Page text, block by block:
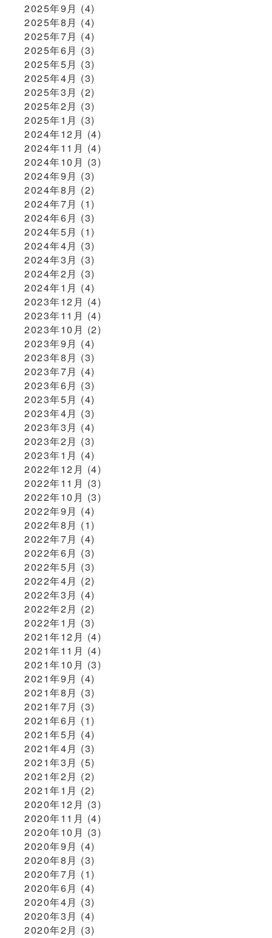
2025年9月 (4)
2025年8月 (4)
2025年7月 (4)
2025年6月 (3)
2025年5月 (3)
2025年4月 (3)
2025年3月 (2)
2025年2月 (3)
2025年1月 (3)
2024年12月 (4)
2024年11月 (4)
2024年10月 (3)
2024年9月 (3)
2024年8月 (2)
2024年7月 (1)
2024年6月 (3)
2024年5月 (1)
2024年4月 (3)
2024年3月 (3)
2024年2月 (3)
2024年1月 (4)
2023年12月 (4)
2023年11月 (4)
2023年10月 (2)
2023年9月 (4)
2023年8月 (3)
2023年7月 (4)
2023年6月 (3)
2023年5月 (4)
2023年4月 (3)
2023年3月 (4)
2023年2月 (3)
2023年1月 (4)
2022年12月 (4)
2022年11月 (3)
2022年10月 (3)
2022年9月 (4)
2022年8月 (1)
2022年7月 (4)
2022年6月 (3)
2022年5月 (3)
2022年4月 (2)
2022年3月 (4)
2022年2月 (2)
2022年1月 (3)
2021年12月 (4)
2021年11月 (4)
2021年10月 (3)
2021年9月 (4)
2021年8月 (3)
2021年7月 (3)
2021年6月 (1)
2021年5月 (4)
2021年4月 (3)
2021年3月 (5)
2021年2月 (2)
2021年1月 (2)
2020年12月 (3)
2020年11月 (4)
2020年10月 (3)
2020年9月 (4)
2020年8月 (3)
2020年7月 (1)
2020年6月 (4)
2020年4月 (3)
2020年3月 (4)
2020年2月 (3)